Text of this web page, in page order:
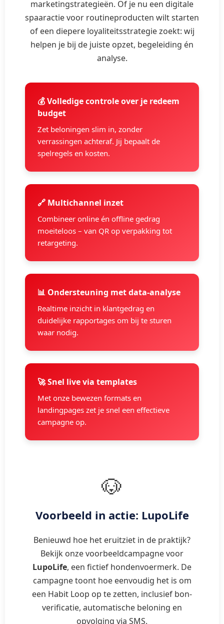
marketingstrategieën. Of je nu een digitale
spaaractie voor routineproducten wilt starten
of een diepere loyaliteitsstrategie zoekt: wij
helpen je bij de juiste opzet, begeleiding én
analyse.
💰 Volledige controle over je redeem
budget
Zet beloningen slim in, zonder
verrassingen achteraf. Jij bepaalt de
spelregels en kosten.
🔗 Multichannel inzet
Combineer online én offline gedrag
moeiteloos – van QR op verpakking tot
retargeting.
📊 Ondersteuning met data-analyse
Realtime inzicht in klantgedrag en
duidelijke rapportages om bij te sturen
waar nodig.
🚀 Snel live via templates
Met onze bewezen formats en
landingpages zet je snel een effectieve
campagne op.
🐶
Voorbeeld in actie: LupoLife
Benieuwd hoe het eruitziet in de praktijk?
Bekijk onze voorbeeldcampagne voor
LupoLife, een fictief hondenvoermerk. De
campagne toont hoe eenvoudig het is om
een Habit Loop op te zetten, inclusief bon-
verificatie, automatische beloning en
opvolging via SMS.